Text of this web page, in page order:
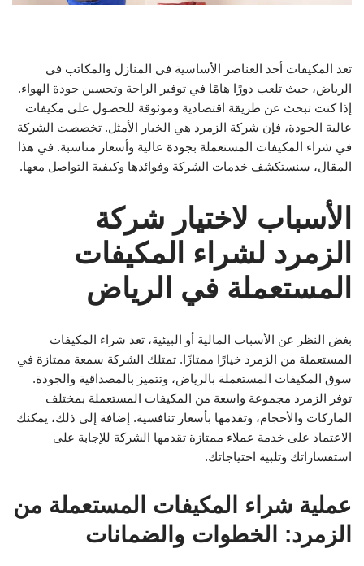
تعد المكيفات أحد العناصر الأساسية في المنازل والمكاتب في
الرياض، حيث تلعب دورًا هامًا في توفير الراحة وتحسين جودة الهواء.
إذا كنت تبحث عن طريقة اقتصادية وموثوقة للحصول على مكيفات
عالية الجودة، فإن شركة الزمرد هي الخيار الأمثل. تخصصت الشركة
في شراء المكيفات المستعملة بجودة عالية وأسعار مناسبة. في هذا
المقال، سنستكشف خدمات الشركة وفوائدها وكيفية التواصل معها.
الأسباب لاختيار شركة
الزمرد لشراء المكيفات
المستعملة في الرياض
بغض النظر عن الأسباب المالية أو البيئية، تعد شراء المكيفات
المستعملة من الزمرد خيارًا ممتازًا. تمتلك الشركة سمعة ممتازة في
سوق المكيفات المستعملة بالرياض، وتتميز بالمصداقية والجودة.
توفر الزمرد مجموعة واسعة من المكيفات المستعملة بمختلف
الماركات والأحجام، وتقدمها بأسعار تنافسية. إضافة إلى ذلك، يمكنك
الاعتماد على خدمة عملاء ممتازة تقدمها الشركة للإجابة على
استفساراتك وتلبية احتياجاتك.
عملية شراء المكيفات المستعملة من
الزمرد: الخطوات والضمانات